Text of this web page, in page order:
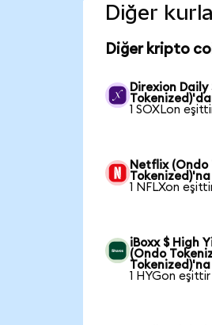
Diğer
Diğer kripto
Direxion Daily
1 SOXLon
Netflix (Ondo
Tokenized)'na
1 NFLXon
iBoxx $ High
(Ondo
Tokenized)'na
1 HYGon eşittir